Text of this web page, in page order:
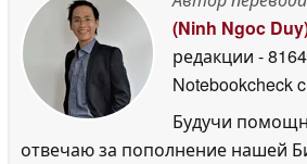
(Ninh Ngoc
редакции -
Notebookcheck
Будучи
отвечаю за пополнение нашей